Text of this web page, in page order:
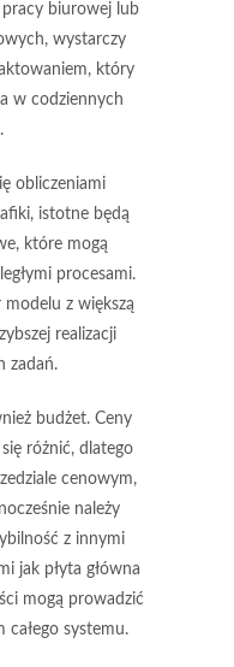
biurowej lub
wystarczy
który
w codziennych
obliczeniami
istotne będą
które mogą
procesami.
z większą
realizacji
zadań.
budżet. Ceny
różnić, dlatego
cenowym,
należy
z innymi
jak płyta główna
mogą prowadzić
całego systemu.